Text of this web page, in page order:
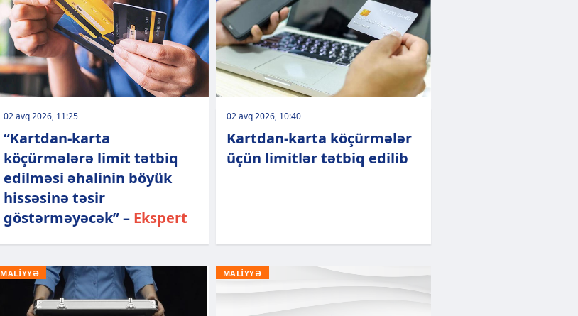
02 avq 2026, 11:25
“Kartdan-karta
köçürmələrə limit tətbiq
edilməsi əhalinin böyük
hissəsinə təsir
göstərməyəcək” – Ekspert
02 avq 2026, 10:40
Kartdan-karta köçürmələr
üçün limitlər tətbiq edilib
MALİYYƏ MALİYYƏ